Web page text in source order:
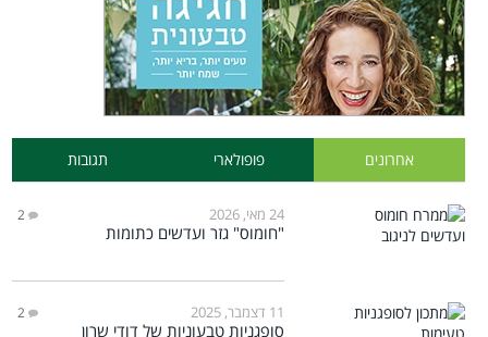
אחרונים פופולארי תגובות
24 מאי, 2026 2
"חומוס" גזר ועדשים כתומות
11 דצמבר, 2025 2
סופגניות טבעוניות של דודי שרון